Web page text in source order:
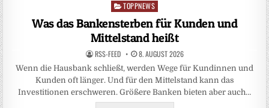
Posted
TOPPNEWS
Was das Bankensterben für Kunden und
Mittelstand heißt
RSS-FEED 8. AUGUST 2026
Wenn die Hausbank schließt, werden Wege für Kundinnen und
Kunden oft länger. Und für den Mittelstand kann das
Investitionen erschweren. Größere Banken bieten aber auch…